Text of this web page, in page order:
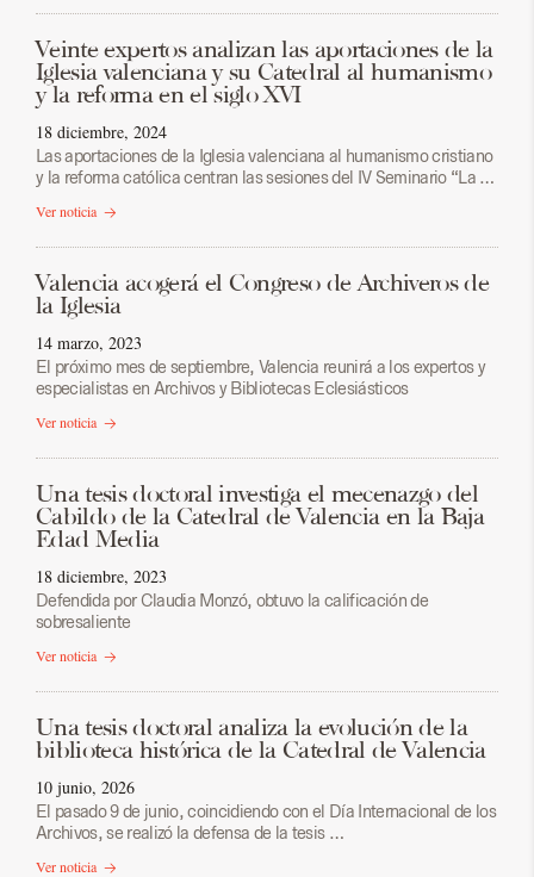
Veinte expertos analizan las aportaciones de la
Iglesia valenciana y su Catedral al humanismo
y la reforma en el siglo XVI
18 diciembre, 2024
Las aportaciones de la Iglesia valenciana al humanismo cristiano
y la reforma católica centran las sesiones del IV Seminario “La …
Ver noticia
Valencia acogerá el Congreso de Archiveros de
la Iglesia
14 marzo, 2023
El próximo mes de septiembre, Valencia reunirá a los expertos y
especialistas en Archivos y Bibliotecas Eclesiásticos
Ver noticia
Una tesis doctoral investiga el mecenazgo del
Cabildo de la Catedral de Valencia en la Baja
Edad Media
18 diciembre, 2023
Defendida por Claudia Monzó, obtuvo la calificación de
sobresaliente
Ver noticia
Una tesis doctoral analiza la evolución de la
biblioteca histórica de la Catedral de Valencia
10 junio, 2026
El pasado 9 de junio, coincidiendo con el Día Internacional de los
Archivos, se realizó la defensa de la tesis …
Ver noticia